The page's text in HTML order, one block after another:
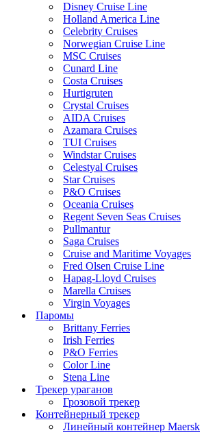
Disney Cruise Line
Holland America Line
Celebrity Cruises
Norwegian Cruise Line
MSC Cruises
Cunard Line
Costa Cruises
Hurtigruten
Crystal Cruises
AIDA Cruises
Azamara Cruises
TUI Cruises
Windstar Cruises
Celestyal Cruises
Star Cruises
P&O Cruises
Oceania Cruises
Regent Seven Seas Cruises
Pullmantur
Saga Cruises
Cruise and Maritime Voyages
Fred Olsen Cruise Line
Hapag-Lloyd Cruises
Marella Cruises
Virgin Voyages
Паромы
Brittany Ferries
Irish Ferries
P&O Ferries
Color Line
Stena Line
Трекер ураганов
Грозовой трекер
Контейнерный трекер
Линейный контейнер Maersk